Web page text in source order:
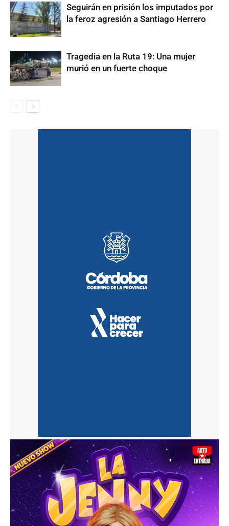
Seguirán en prisión los imputados por
la feroz agresión a Santiago Herrero
Tragedia en la Ruta 19: Una mujer
murió en un fuerte choque